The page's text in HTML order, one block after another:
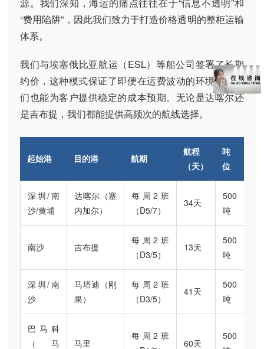
“费用陷阱”，因此我们致力于打造价格透明的整柜运输
体系。
我们与埃塞俄比亚航运（ESL）等船公司签署了长期
约价，这种模式保证了即便在运费波动的环境下，我
们也能为客户提供稳定的成本预期。无论是达喀尔还
是吉布提，我们都能提供高频次的航线选择。
起始港 目的港 航期
航程
（天）
吨
位
深圳/南
沙/黄埔
达喀尔（塞
内加尔）
每周2班
（D5/7）
34天
500
吨
南沙 吉布提
每周2班
（D3/5）
13天
500
吨
深圳/南
沙
马塔迪（刚
果）
每周2班
（D3/5）
41天
500
吨
巴马科
（马
马里
每周2班
60天
500